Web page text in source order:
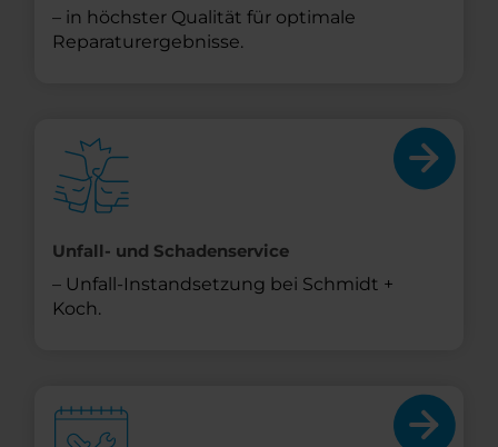
– in höchster Qualität für optimale
Reparaturergebnisse.
Unfall- und Schadenservice
– Unfall-Instandsetzung bei Schmidt +
Koch.